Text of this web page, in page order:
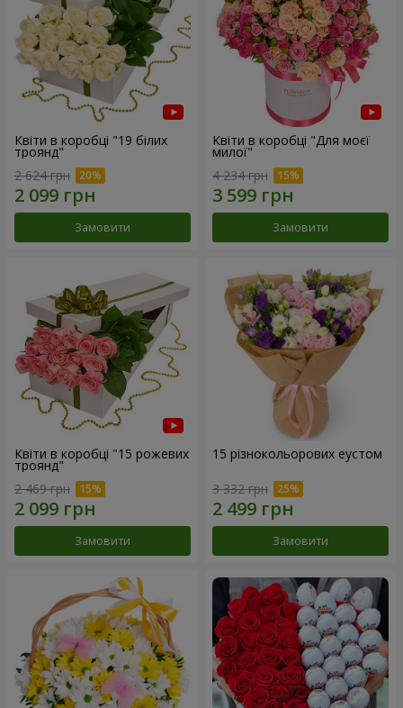
Квіти в коробці "19 білих
троянд"
2 624 грн
Замовити
Квіти в коробці "Для моєї
милої"
4 234 грн
Замовити
Квіти в коробці "15 рожевих
троянд"
2 469 грн
Замовити
15 різнокольорових еустом
3 332 грн
Замовити